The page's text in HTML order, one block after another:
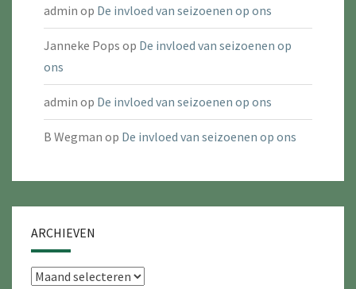
admin op De invloed van seizoenen op ons
Janneke Pops op De invloed van seizoenen op
ons
admin op De invloed van seizoenen op ons
B Wegman op De invloed van seizoenen op ons
ARCHIEVEN
Archieven